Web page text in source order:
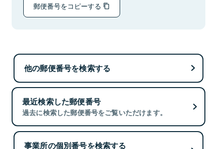
郵便番号をコピーする
他の郵便番号を検索する
最近検索した郵便番号
過去に検索した郵便番号をご覧いただけます。
事業所の個別番号を検索する